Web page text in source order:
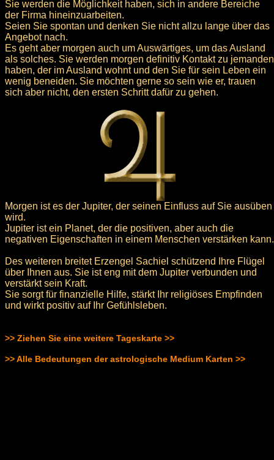
Sie werden die Möglichkeit haben, sich in andere Bereiche
der Firma hineinzuarbeiten.
Seien Sie spontan und denken Sie nicht allzu lange über das
Angebot nach.
Es geht aber morgen auch um Auswärtiges, um das Ausland
als solches. Sie werden morgen definitiv Kontakt zu jemanden
haben, der im Ausland wohnt und den Sie für sein Leben ein
wenig beneiden. Sie möchten gerne so sein wie er, trauen
sich aber nicht, den ersten Schritt dafür zu gehen.
Morgen ist es der Jupiter, der seinen Einfluss auf Sie ausüben
wird.
Jupiter ist ein Planet, der die positiven, aber auch die
negativen Eigenschaften in einem Menschen verstärken kann.
Des weiteren breitet Erzengel Sachiel schützend Ihre Flügel
über Ihnen aus. Sie ist eng mit dem Jupiter verbunden und
verstärkt sein Kraft.
Sie sorgt für finanzielle Hilfe, stärkt Ihr religiöses Empfinden
und wirkt positiv auf Ihr Gefühlsleben.
>> Ziehen Sie eine weitere Tageskarte >>
>> Alle Bedeutungen der astrologische Medium Karten >>